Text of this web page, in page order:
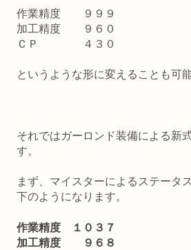
作業精度 ９９９
加工精度 ９６０
ＣＰ ４３０
というような形に変えることも可能
それではガーロンド装備による新
す。
まず、マイスターによるステータ
下のようになります。
作業精度 １０３７
加工精度 ９６８